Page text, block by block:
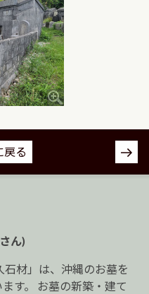
戻る
ん)
材」は、沖縄のお墓を
す。 お墓の新築・建て